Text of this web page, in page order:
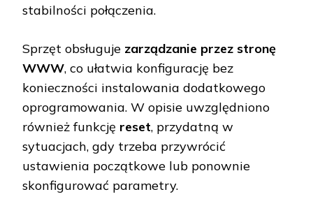
stabilności połączenia.
Sprzęt obsługuje zarządzanie przez stronę
WWW, co ułatwia konfigurację bez
konieczności instalowania dodatkowego
oprogramowania. W opisie uwzględniono
również funkcję reset, przydatną w
sytuacjach, gdy trzeba przywrócić
ustawienia początkowe lub ponownie
skonfigurować parametry.